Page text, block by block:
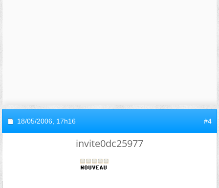
18/05/2006, 17h16 #4
invite0dc25977